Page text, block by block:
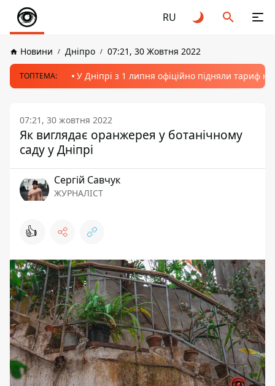
RU
Новини Дніпро 07:21, 30 Жовтня 2022
ТОПТЕМА: У Дніпрі з 1 липня офіційно підняли тариф
07:21, 30 жовтня 2022
Як виглядає оранжерея у ботанічному
саду у Дніпрі
Сергій Савчук
ЖУРНАЛІСТ
👍